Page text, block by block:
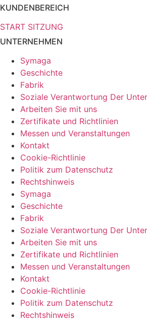
KUNDENBEREICH
START SITZUNG
UNTERNEHMEN
Symaga
Geschichte
Fabrik
Soziale Verantwortung Der
Arbeiten Sie mit uns
Zertifikate und Richtlinien
Messen und Veranstaltungen
Kontakt
Cookie-Richtlinie
Politik zum Datenschutz
Rechtshinweis
Symaga
Geschichte
Fabrik
Soziale Verantwortung Der
Arbeiten Sie mit uns
Zertifikate und Richtlinien
Messen und Veranstaltungen
Kontakt
Cookie-Richtlinie
Politik zum Datenschutz
Rechtshinweis